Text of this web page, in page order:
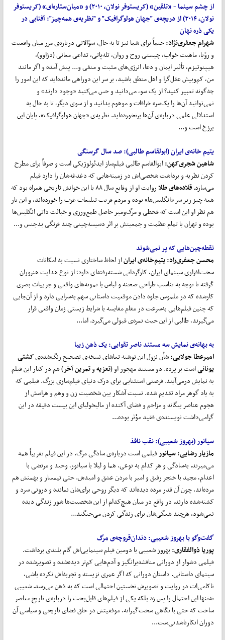
از چشم سینما - «تلقین»(کریستوفر نولان، ۲۰۱۰) و «میانستارهای»(کریستوفر
نولان، ۲۰۱۴) از دریچه‌ی "جهان هولوگرافیک" و "نظریه‌ی همه
چیز":آفتابی در
یکی ذره نهان
شهرام جعفرینژاد:حتماً برای شما نیز تا به حال، سؤالاتی درباره‌ی مرز میان واقعیت
و رؤیا، ماهیت خواب، چیستی روح و روان، تله‌پاتی، تداعی معانی (دژاوو)،
هیپنوتیزم، تأثیر ایمان و دعا، انرژی‌های مثبت و منفی و... پیش آمده و اگر مانند
من، کم‌وبیش عقل‌گرا و اهل منطق باشید، بر سر این دوراهی مانده‌اید که این امور را
چه‌گونه تعبیر کنید؟ از یک سو، می‌دانید و حس می‌کنید «وجود دارند» و
نمی‌توانید آن‌ها را یک‌سره خرافات و موهوم بدانید و از سوی دیگر، تا به حال به
استدلالی علمی درباره‌ی آن‌ها برنخورده‌اید. نظریه‌ی «جهان هولوگرافیک»، پایان این
برزخ است و...
یتیم خانه‌ی ایران (ابولقاسم طالبی):صد سال گرسنگی
شاهین شجریکهن:ابوالقاسم طالبی فیلم‌ساز ایدئولوژیکی است و صرفاً برای مطرح
کردن نظریه و برداشت شخصی‌اش در زمینه‌هایی که دغدغه‌شان را دارد فیلم
می‌سازد.قلادههای طلا
روایت او از وقایع سال ۸۸ با این خوانش تاریخی همراه بود که
همه چیز زیر سر «انگلیس‌ها» بوده و مردم فریب تبلیغات غرب را خورده‌اند، و این بار
هم نظر او این است که قحطی و مرگ‌ومیر حاصل طمع‌ورزی و خباثت ذاتی انگلیس‌ها
بوده و تهران با تمام عظمت و جمعیتش بر اثر دسیسه‌چینی چند فرنگی بدجنس و...
نقطهچینهایی که پر نمیشوند
محسن جعفریراد:یتیمخانه‌ی ایراناز لحاظ ساختاری نسبت به امکانات
سخت‌افزاری سینمای ایران، کارگردانی شسته‌رفته‌ای دارد؛ از نوع هدایت هنروران
گرفته تا توجه به تناسب طراحی صحنه و لباس با نمونه‌های واقعی و جزییات بصری
کارشده که در ملموس جلوه دادن موقعیت داستانی سهم به‌سزایی دارد و از آن‌جایی
که چنین فیلم‌هایی به‌سرعت در مقام مقایسه با شرایط زیستی زمان واقعی قرار
می‌گیرند، طالبی از این حیث نمره‌ی قبولی می‌گیرد. اما...
به بهانه‌ی نمایش سه مستند ناصر تقوایی:یک ذهن زیبا
امیرعطا جولایی:شأن نزول این نوشته تماشای نسخه‌ی تصحیح رنگ‌شده‌یکشتی
یونانیاست بر پرده. دو مستند مهجور او (تعزیهوتمرین آخر) هم در کنار این فیلم
به نمایش درمی‌آیند. فرصتی استثنایی برای درک دنیای فیلم‌سازی بزرگ. فیلمی که
به یاد گوهر مراد تقدیم شده. نسبت آشکار بین شخصیت زن و وهم و هراسش از
هجوم عناصر بیگانه و مزاحم و فضای آکنده از مالیخولیای این بیست دقیقه در این
گرامی‌داشت نویسنده‌ی فقید مؤثر بوده...
سیانور (بهروز شعیبی):نقب نافذ
مازیار رضایی:سیانورفیلمی است درباره‌ی سادگی مرگ. در این فیلم تقریباً همه
می‌میرند. به‌سادگی و هر کدام به نوعی. هما و لیلا با سیانور، وحید و مرتضی با
اعدام، مجید با خنجر رفیق و امیر با مردن عشق و امیدش. حتی تیمسار و بهمنش هم
مرده‌اند، چون آن قدر مرده دیده‌اند که دیگر روحی برای‌شان نمانده و درونی سرد و
کشته‌شده دارند. در واقع در میان هیچ‌کدام از این شخصیت‌ها شور زندگی دیده
نمی‌شود، هرچند همگی‌شان برای زندگی کردن می‌جنگند...
گفتوگو با بهروز شعیبی:دندانقروچه‌ی مرگ
پوریا ذوالفقاری:بهروز شعیبی با دومین فیلم سینمایی‌اش گام بلندی برداشت.
فیلمی دشوار از دورانی مناقشه‌برانگیز و آدم‌هایی کم‌تر دیده‌شده و تصویرشده در
سینمای داستانی. داستان دورانی که اگر عمری نزیسته و تجربه‌اش نکرده باشی،
ناکامی‌ات در روایت و تصویرش نخستین احتمالی است که به ذهن می‌رسد. شعیبی
نه‌تنها این احتمال را پس زد بلکه یکی از فیلم‌های قابل‌بحث را درباره‌ی تاریخ معاصر
ساخت که حتی با نگاهی سخت‌گیرانه، موفقیتش در خلق فضای تاریخی و سیاسی آن
دوران انکارناشدنی‌ست...